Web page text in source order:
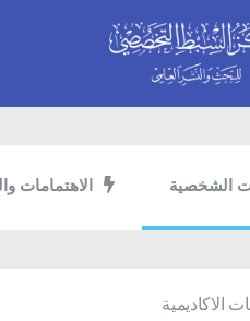
الشخصية الاهتمامات
الاكاديمية